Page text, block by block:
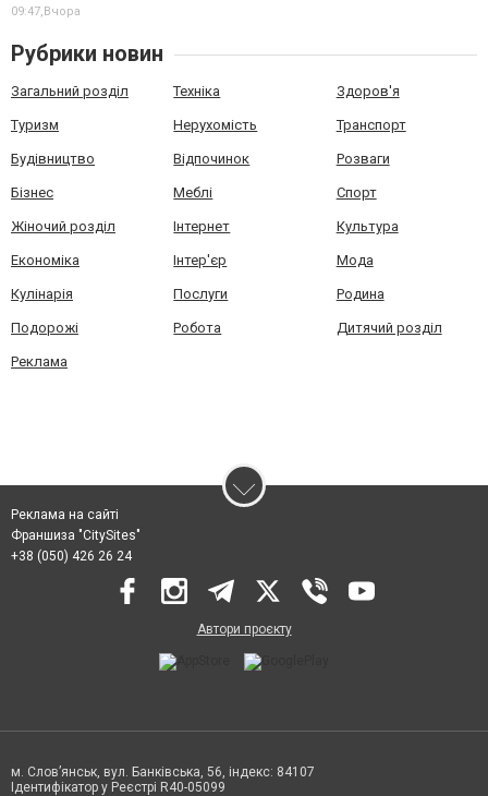
09:47, Вчора
Рубрики новин
Загальний розділ Техніка Здоров'я
Туризм Нерухомість Транспорт
Будівництво Відпочинок Розваги
Бізнес Меблі Спорт
Жіночий розділ Інтернет Культура
Економіка Інтер'єр Мода
Кулінарія Послуги Родина
Подорожі Робота Дитячий розділ
Реклама
Реклама на сайті
Франшиза "CitySites"
+38 (050) 426 26 24
Автори проєкту
м. Слов’янськ, вул. Банківська, 56, індекс: 84107
Ідентифікатор у Реєстрі R40-05099